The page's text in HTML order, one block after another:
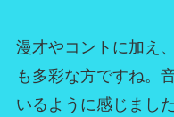
漫才やコントに加え
も多彩な方ですね。
いるように感じました